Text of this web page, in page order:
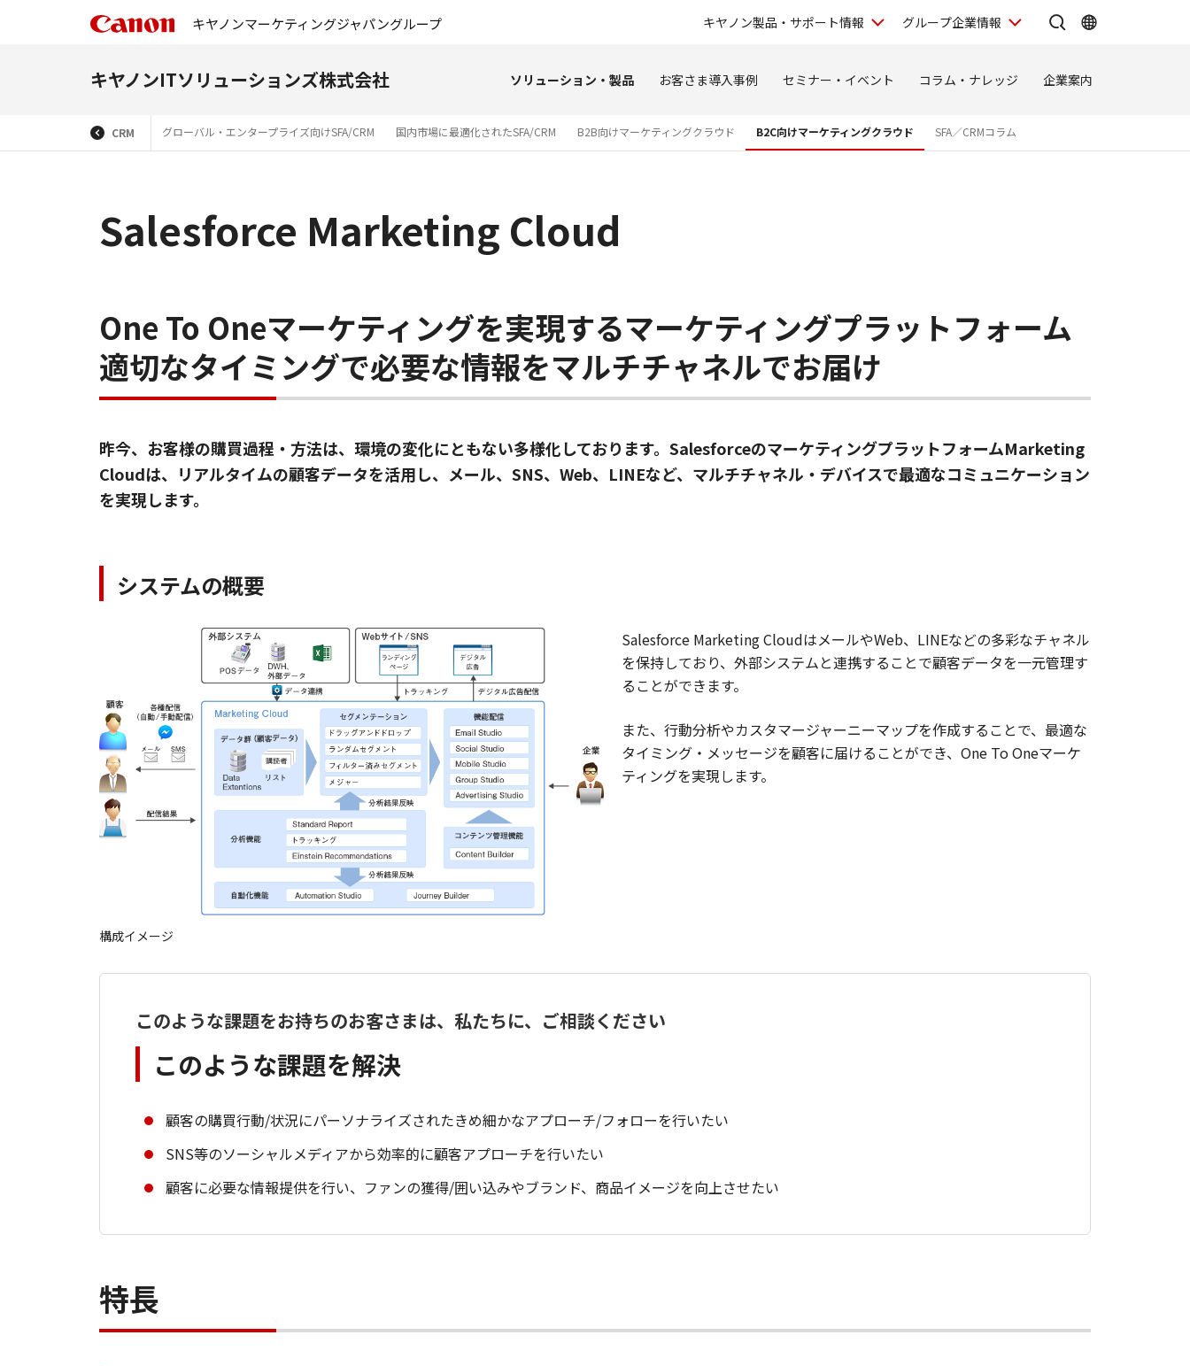
キヤノンマーケティングジャパングループ キヤノン製品・サポート情報 グループ企業情報
キヤノンITソリューションズ株式会社 ソリューション・製品 お客さま導入事例 セミナー・イベント コラム・ナレッジ 企業案内
CRM グローバル・エンタープライズ向けSFA/CRM 国内市場に最適化されたSFA/CRM B2B向けマーケティングクラウド B2C向けマーケティングクラウド SFA／CRMコラム
Salesforce Marketing Cloud
One To Oneマーケティングを実現するマーケティングプラットフォーム
適切なタイミングで必要な情報をマルチチャネルでお届け
昨今、お客様の購買過程・方法は、環境の変化にともない多様化しております。SalesforceのマーケティングプラットフォームMarketing
Cloudは、リアルタイムの顧客データを活用し、メール、SNS、Web、LINEなど、マルチチャネル・デバイスで最適なコミュニケーション
を実現します。
システムの概要
構成イメージ
Salesforce Marketing CloudはメールやWeb、LINEなどの多彩なチャネル
を保持しており、外部システムと連携することで顧客データを一元管理す
ることができます。
また、行動分析やカスタマージャーニーマップを作成することで、最適な
タイミング・メッセージを顧客に届けることができ、One To Oneマーケ
ティングを実現します。
このような課題をお持ちのお客さまは、私たちに、ご相談ください
このような課題を解決
顧客の購買行動/状況にパーソナライズされたきめ細かなアプローチ/フォローを行いたい
SNS等のソーシャルメディアから効率的に顧客アプローチを行いたい
顧客に必要な情報提供を行い、ファンの獲得/囲い込みやブランド、商品イメージを向上させたい
特長